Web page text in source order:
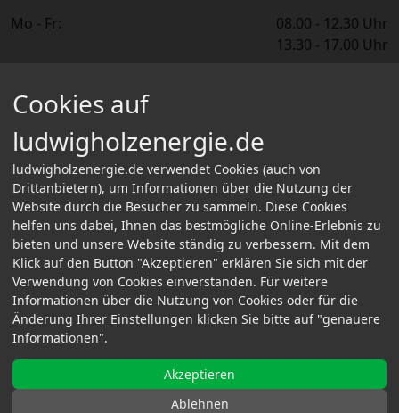
Mo - Fr:
08.00 - 12.30 Uhr
13.30 - 17.00 Uhr
Über Uns
FAQ
Kontakt
Bestellvorgang & Zahlungsarten
Versand-/Lieferinformationen
Rechtliches
Impressum
Datenschutz
AGB
Vertrag widerrufen
© 2026 - Ludwig Holzenergie GmbH
Cookies auf
ludwigholzenergie.de
ludwigholzenergie.de verwendet Cookies (auch von
Drittanbietern), um Informationen über die Nutzung der
Website durch die Besucher zu sammeln. Diese Cookies
helfen uns dabei, Ihnen das bestmögliche Online-Erlebnis zu
bieten und unsere Website ständig zu verbessern. Mit dem
Klick auf den Button "Akzeptieren" erklären Sie sich mit der
Verwendung von Cookies einverstanden. Für weitere
Informationen über die Nutzung von Cookies oder für die
Änderung Ihrer Einstellungen klicken Sie bitte auf "genauere
Informationen".
Akzeptieren
Ablehnen